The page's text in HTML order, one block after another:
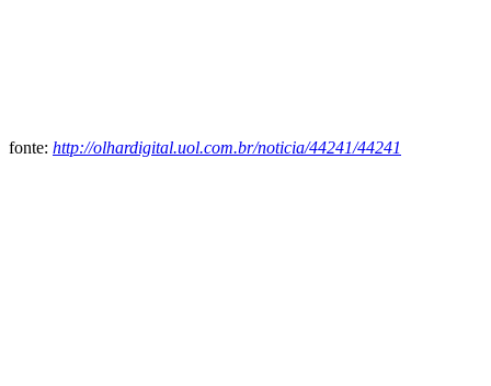
fonte: http://olhardigital.uol.com.br/noticia/44241/44241